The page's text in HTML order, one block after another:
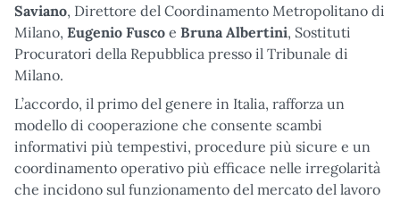
Saviano, Direttore del Coordinamento Metropolitano di
Milano, Eugenio Fusco e Bruna Albertini, Sostituti
Procuratori della Repubblica presso il Tribunale di
Milano.
L’accordo, il primo del genere in Italia, rafforza un
modello di cooperazione che consente scambi
informativi più tempestivi, procedure più sicure e un
coordinamento operativo più efficace nelle irregolarità
che incidono sul funzionamento del mercato del lavoro